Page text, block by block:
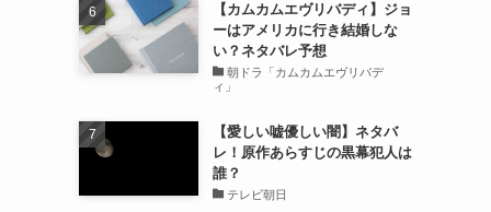
【カムカムエヴリバディ】ジョ
ーはアメリカに行き結婚しな
い？ネタバレ予想
朝ドラ「カムカムエヴリバデ
ィ」
【愛しい嘘優しい闇】ネタバ
レ！原作あらすじの黒幕犯人は
誰？
テレビ朝日